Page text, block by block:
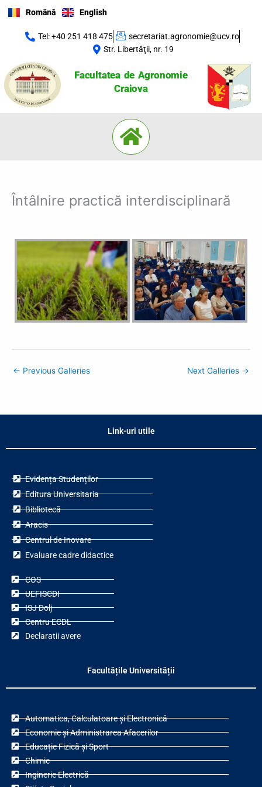
content
Română English
Tel: +40 251 418 475
secretariat.agronomie@ucv.ro
Str. Libertăţii, nr. 19
Facultatea de Agronomie
Craiova
Menu
Întâlnire practică interdisciplinară
← Previous Galleries Next Galleries →
Link-uri utile
Evidența Studenților
Editura Universitaria
Bibliotecă
Aracis
Centrul de Inovare
Evaluare cadre didactice
COS
UEFISCDI
ISJ Dolj
Centru ECDL
Declaratii avere
Facultățile Universității
Automatica, Calculatoare și Electronică
Economie și Administrarea Afacerilor
Educație Fizică și Sport
Chimie
Inginerie Electrică